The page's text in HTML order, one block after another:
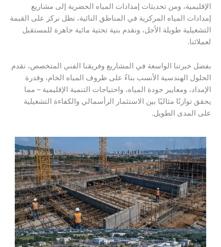
الإقليمية، ومن تحديثات إمدادات المياه الحضرية إلى مشاريع
إمدادات المياه المركزية في المناطق النائية، نظل نركز على القيمة
التشغيلية طويلة الأجل، ونقدم بنية تحتية مائية جاهزة للمستقبل
لعملائنا.
بفضل خبرتنا الواسعة في المشاريع وفريقنا الفني المتخصص، نقدم
الحلول الهندسية الأنسب بناءً على ظروف المياه الخام، وقدرة
الإمداد، ومعايير جودة المياه، واحتياجات التنمية الإقليمية – مما
يحقق توازنًا مثاليًا بين الاستثمار الرأسمالي والكفاءة التشغيلية
على المدى الطويل.